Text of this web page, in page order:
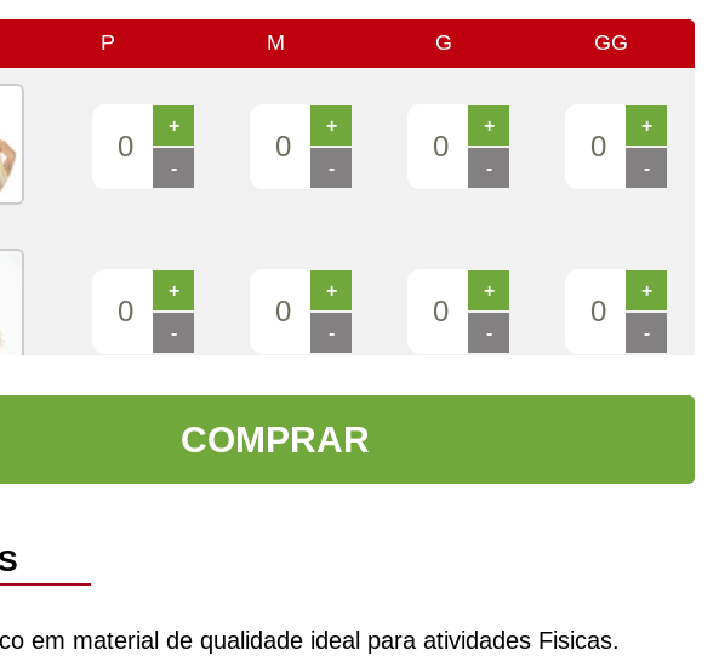
P M G GG
+
-
+
-
+
-
+
-
+
-
+
-
+
-
+
-
COMPRAR
em material de qualidade ideal para atividades Fisicas.